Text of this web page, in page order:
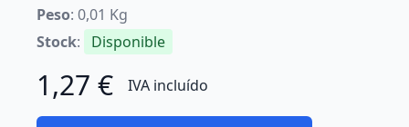
Peso: 0,01 Kg
Stock: Disponible
1,27 € IVA incluído